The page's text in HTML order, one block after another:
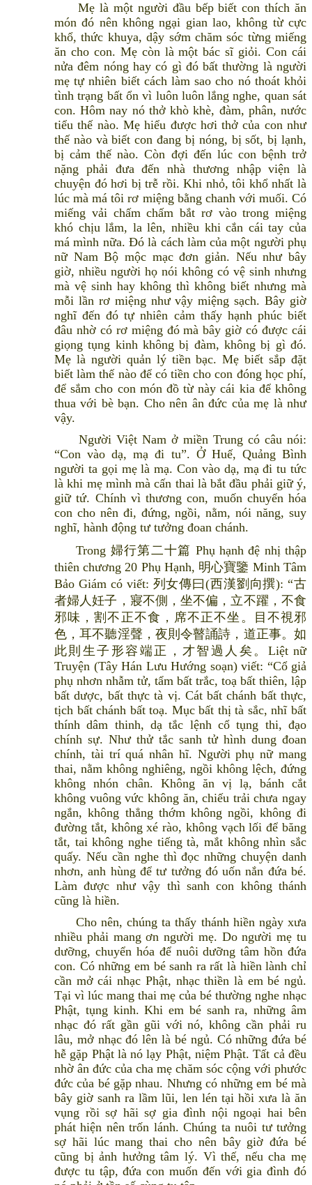
Mẹ là một người đầu bếp biết con thích ăn
món đó nên không ngại gian lao, không từ cực
khổ, thức khuya, dậy sớm chăm sóc từng miếng
ăn cho con. Mẹ còn là một bác sĩ giỏi. Con cái
nửa đêm nóng hay có gì đó bất thường là người
mẹ tự nhiên biết cách làm sao cho nó thoát khỏi
tình trạng bất ổn vì luôn luôn lắng nghe, quan sát
con. Hôm nay nó thở khò khè, đàm, phân, nước
tiểu thế nào. Mẹ hiểu được hơi thở của con như
thế nào và biết con đang bị nóng, bị sốt, bị lạnh,
bị cảm thế nào. Còn đợi đến lúc con bệnh trở
nặng phải đưa đến nhà thương nhập viện là
chuyện đó hơi bị trễ rồi. Khi nhỏ, tôi khổ nhất là
lúc mà má tôi rơ miệng bằng chanh với muối. Có
miếng vải chấm chấm bắt rơ vào trong miệng
khó chịu lắm, la lên, nhiều khi cắn cái tay của
má mình nữa. Đó là cách làm của một người phụ
nữ Nam Bộ mộc mạc đơn giản. Nếu như bây
giờ, nhiều người họ nói không có vệ sinh nhưng
mà vệ sinh hay không thì không biết nhưng mà
mỗi lần rơ miệng như vậy miệng sạch. Bây giờ
nghĩ đến đó tự nhiên cảm thấy hạnh phúc biết
đâu nhờ có rơ miệng đó mà bây giờ có được cái
giọng tụng kinh không bị đàm, không bị gì đó.
Mẹ là người quản lý tiền bạc. Mẹ biết sắp đặt
biết làm thế nào để có tiền cho con đóng học phí,
để sắm cho con món đồ từ này cái kia để không
thua với bè bạn. Cho nên ân đức của mẹ là như
vậy.
Người Việt Nam ở miền Trung có câu nói:
“Con vào dạ, mạ đi tu”. Ở Huế, Quảng Bình
người ta gọi mẹ là mạ. Con vào dạ, mạ đi tu tức
là khi mẹ mình mà cấn thai là bắt đầu phải giữ ý,
giữ tứ. Chính vì thương con, muốn chuyển hóa
con cho nên đi, đứng, ngồi, nằm, nói năng, suy
nghĩ, hành động tư tưởng đoan chánh.
Trong 婦行第二十篇 Phụ hạnh đệ nhị thập
thiên chương 20 Phụ Hạnh, 明心寶鑒 Minh Tâm
Bảo Giám có viết: 列女傳曰(西漢劉向撰): “古
者婦人妊子，寢不側，坐不偏，立不躍，不食
邪味，割不正不食，席不正不坐。目不視邪
色，耳不聽淫聲，夜則令瞽誦詩，道正事。如
此則生子形容端正，才智過人矣。Liệt nữ
Truyện (Tây Hán Lưu Hướng soạn) viết: “Cổ giả
phụ nhơn nhẫm tử, tẩm bất trắc, toạ bất thiên, lập
bất dược, bất thực tà vị. Cát bất chánh bất thực,
tịch bất chánh bất toạ. Mục bất thị tà sắc, nhĩ bất
thính dâm thinh, dạ tắc lệnh cổ tụng thi, đạo
chính sự. Như thử tắc sanh tử hình dung đoan
chính, tài trí quá nhân hĩ. Người phụ nữ mang
thai, nằm không nghiêng, ngồi không lệch, đứng
không nhón chân. Không ăn vị lạ, bánh cắt
không vuông vức không ăn, chiếu trải chưa ngay
ngắn, không thẳng thớm không ngồi, không đi
đường tắt, không xé rào, không vạch lối để băng
tắt, tai không nghe tiếng tà, mắt không nhìn sắc
quấy. Nếu cần nghe thì đọc những chuyện danh
nhơn, anh hùng để tư tưởng đó uốn nắn đứa bé.
Làm được như vậy thì sanh con không thánh
cũng là hiền.
Cho nên, chúng ta thấy thánh hiền ngày xưa
nhiều phải mang ơn người mẹ. Do người mẹ tu
dưỡng, chuyển hóa để nuôi dưỡng tâm hồn đứa
con. Có những em bé sanh ra rất là hiền lành chỉ
cần mở cái nhạc Phật, nhạc thiền là em bé ngủ.
Tại vì lúc mang thai mẹ của bé thường nghe nhạc
Phật, tụng kinh. Khi em bé sanh ra, những âm
nhạc đó rất gần gũi với nó, không cần phải ru
lâu, mở nhạc đó lên là bé ngủ. Có những đứa bé
hễ gặp Phật là nó lạy Phật, niệm Phật. Tất cả đều
nhờ ân đức của cha mẹ chăm sóc cộng với phước
đức của bé gặp nhau. Nhưng có những em bé mà
bây giờ sanh ra lầm lũi, len lén tại hồi xưa là ăn
vụng rồi sợ hãi sợ gia đình nội ngoại hai bên
phát hiện nên trốn lánh. Chúng ta nuôi tư tưởng
sợ hãi lúc mang thai cho nên bây giờ đứa bé
cũng bị ảnh hưởng tâm lý. Vì thế, nếu cha mẹ
được tu tập, đứa con muốn đến với gia đình đó